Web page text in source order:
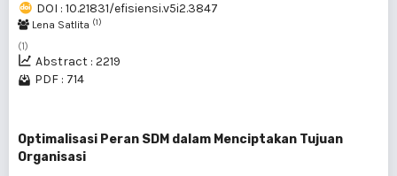
DOI : 10.21831/efisiensi.v5i2.3847
Lena Satlita (1)
(1)
Abstract : 2219
PDF : 714
Optimalisasi Peran SDM dalam Menciptakan Tujuan
Organisasi